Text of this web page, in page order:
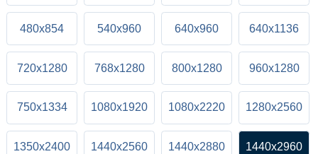
480x854 540x960 640x960 640x1136
720x1280 768x1280 800x1280 960x1280
750x1334 1080x1920 1080x2220 1280x2560
1350x2400 1440x2560 1440x2880 1440x2960